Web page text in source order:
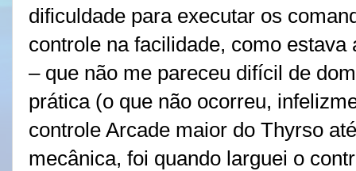
dificuldade para executar os
controle na facilidade, como
– que não me pareceu difícil de
prática (o que não ocorreu,
controle Arcade maior do Thyrso
mecânica, foi quando larguei o